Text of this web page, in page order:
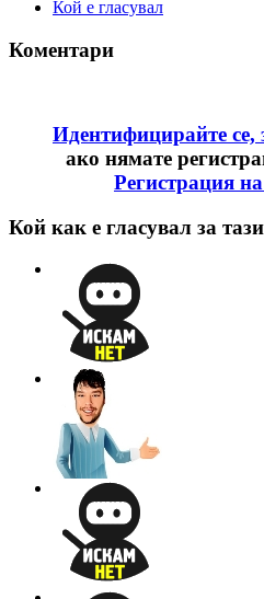
Кой е гласувал
Коментари
Идентифицирайте се,
ако нямате
Регистрация
Кой как е гласувал за